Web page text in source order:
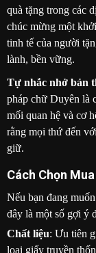
quà tặng trong các
chúc mừng một
tinh tế của người
lành, bền vững.
Tự nhắc nhở bản
pháp chữ Duyên là
mối quan hệ và cơ
rằng mọi thứ đến
giữ.
Cách Chọn
Nếu bạn đang
đây là một số gợi ý
Chất liệu: Ưu tiên
loại giấy truyền